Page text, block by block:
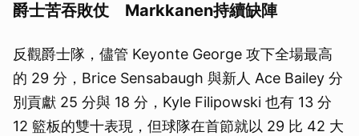
爵士苦吞敗仗 Markkanen持續缺陣
反觀爵士隊，儘管 Keyonte George 攻下全場最高
的 29 分，Brice Sensabaugh 與新人 Ace Bailey 分
別貢獻 25 分與 18 分，Kyle Filipowski 也有 13 分
12 籃板的雙十表現，但球隊在首節就以 29 比 42 大